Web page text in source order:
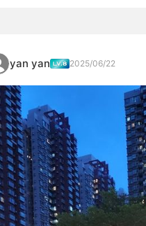
yan yan 2025/06/22